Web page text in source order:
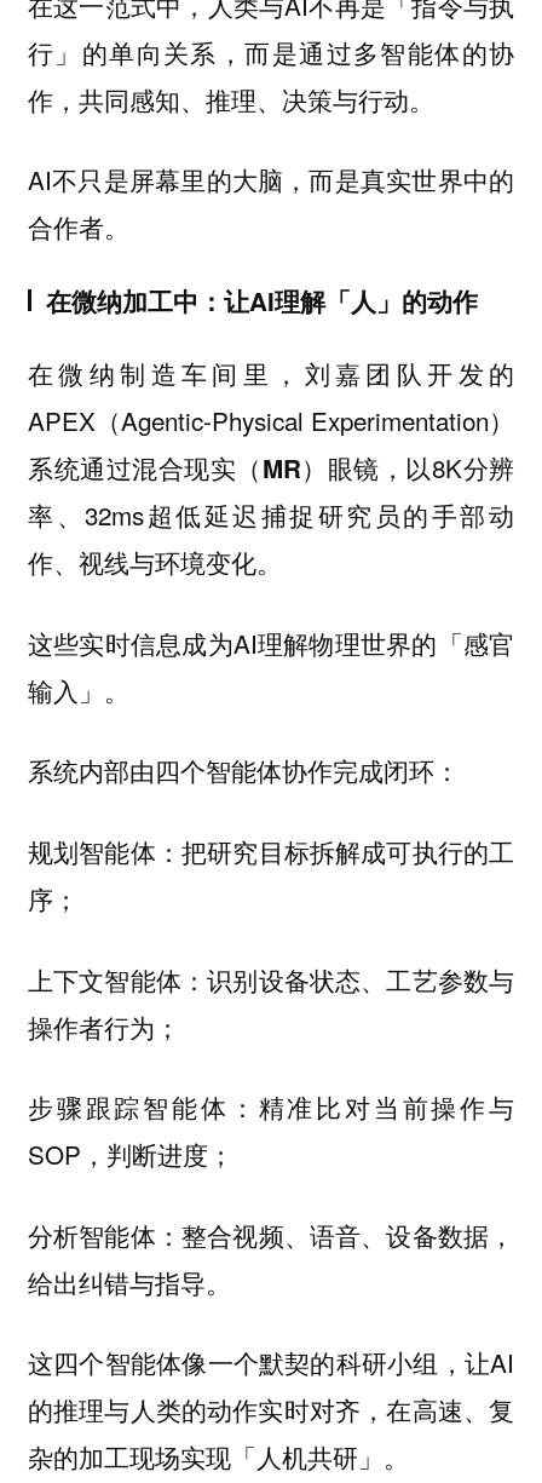
行」的单向关系，而是通过多智能体的协
作，共同感知、推理、决策与行动。
AI不只是屏幕里的大脑，而是真实世界中的
合作者。
在微纳加工中：让AI理解「人」的动作
在微纳制造车间里，刘嘉团队开发的
APEX（Agentic-Physical Experimentation）
系统通过混合现实（MR） 眼镜，以8K分辨
率、32ms超低延迟捕捉研究员的手部动
作、视线与环境变化。
这些实时信息成为AI理解物理世界的「感官
输入」。
系统内部由四个智能体协作完成闭环：
规划智能体： 把研究目标拆解成可执行的工
序；
上下文智能体：识别设备状态、工艺参数与
操作者行为；
步骤跟踪智能体： 精准比对当前操作与
SOP，判断进度；
分析智能体： 整合视频、语音、设备数据，
给出纠错与指导。
这四个智能体像一个默契的科研小组，让AI
的推理与人类的动作实时对齐，在高速、复
杂的加工现场实现「人机共研」。